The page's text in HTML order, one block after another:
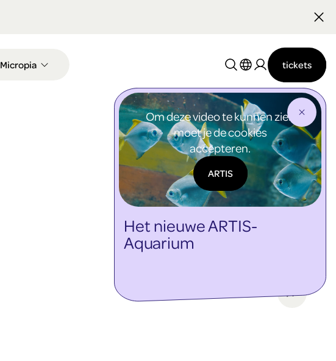
Micropia tickets
Om deze video te kunnen zien
moet je de cookies
accepteren.
ARTIS
Het nieuwe ARTIS-
Aquarium